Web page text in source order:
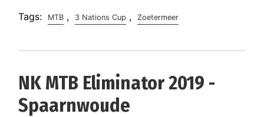
Tags: MTB , 3 Nations Cup , Zoetermeer
NK MTB Eliminator 2019 -
Spaarnwoude